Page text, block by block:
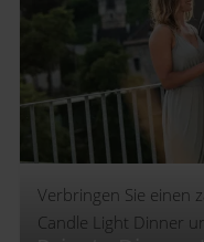
Verbringen Sie einen
Candle Light Dinner